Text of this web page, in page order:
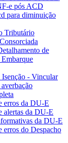
e pós ACD
para diminuição
Tributário
de
- Vincular
erros da DU-E
alertas da DU-E
da DU-E
erros do Despacho